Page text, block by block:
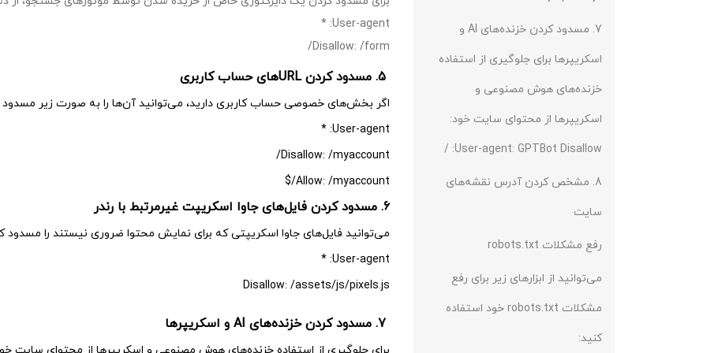
7. مسدود کردن خزنده‌های AI و
اسکریپرها برای جلوگیری از استفاده
خزنده‌های هوش مصنوعی و
اسکریپرها از محتوای سایت خود:
User-agent: GPTBot Disallow: /
8. مشخص کردن آدرس نقشه‌های
سایت
رفع مشکلات robots.txt
می‌توانید از ابزارهای زیر برای رفع
مشکلات robots.txt خود استفاده
کنید:
User-agent: *
Disallow: /form/
اگر بخش‌های خصوصی حساب کاربری دارید، می‌توانید آن‌ها را به صورت زیر مسدود
User-agent: *
Disallow: /myaccount/
Allow: /myaccount/$
6. مسدود کردن فایل‌های جاوا اسکریپت غیرمرتبط با رندر
می‌توانید فایل‌های جاوا اسکریپتی که برای نمایش محتوا ضروری نیستند را مسدود
User-agent: *
Disallow: /assets/js/pixels.js